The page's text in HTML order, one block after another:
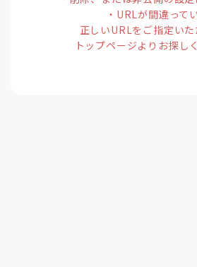
・URLが間違って
正しいURLをご指定いた
トップページよりお探し